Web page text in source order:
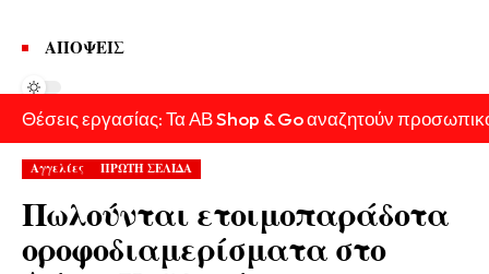
ΑΠΟΨΕΙΣ
Θέσεις εργασίας: Τα ΑΒ Shop & Go αναζητούν
Αγγελίες ΠΡΩΤΗ ΣΕΛΙΔΑ
Πωλούνται ετοιμοπαράδοτα
οροφοδιαμερίσματα στο